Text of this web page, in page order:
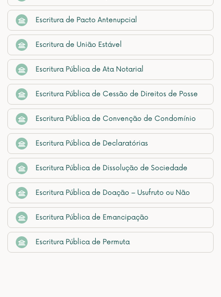
Escritura de Pacto Antenupcial
Escritura de União Estável
Escritura Pública de Ata Notarial
Escritura Pública de Cessão de Direitos de Posse
Escritura Pública de Convenção de Condomínio
Escritura Pública de Declaratórias
Escritura Pública de Dissolução de Sociedade
Escritura Pública de Doação – Usufruto ou Não
Escritura Pública de Emancipação
Escritura Pública de Permuta